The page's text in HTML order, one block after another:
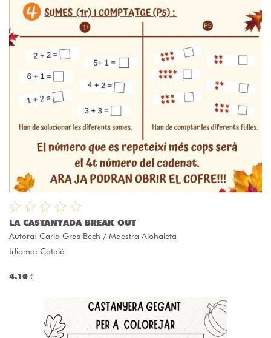
LA CASTANYADA BREAK OUT
Autora: Carla Gras Bech / Maestra Alohaleta
Idioma: Català
4.10 €